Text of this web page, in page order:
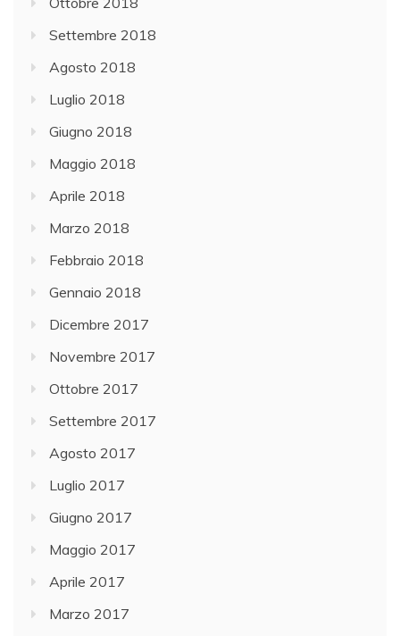
Settembre 2018
Agosto 2018
Luglio 2018
Giugno 2018
Maggio 2018
Aprile 2018
Marzo 2018
Febbraio 2018
Gennaio 2018
Dicembre 2017
Novembre 2017
Ottobre 2017
Settembre 2017
Agosto 2017
Luglio 2017
Giugno 2017
Maggio 2017
Aprile 2017
Marzo 2017